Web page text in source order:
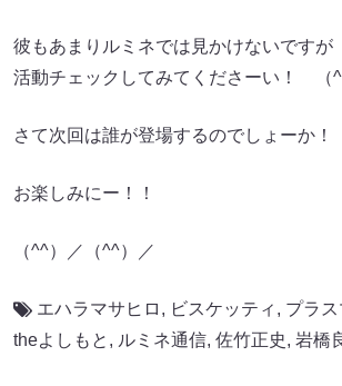
彼もあまりルミネでは見かけないですが
活動チェックしてみてくださーい！ （
さて次回は誰が登場するのでしょーか！
お楽しみにー！！
（^^）／（^^）／
エハラマサヒロ , ビスケッティ , プラ
theよしもと , ルミネ通信, 佐竹正史, 岩橋